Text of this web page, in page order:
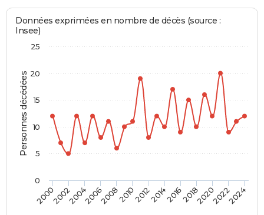
Personnes décédées
Données exprimées en nombre de décès (source :
Insee)
2000200220042006200820102012201420162018202020222024
0
5
10
15
20
25